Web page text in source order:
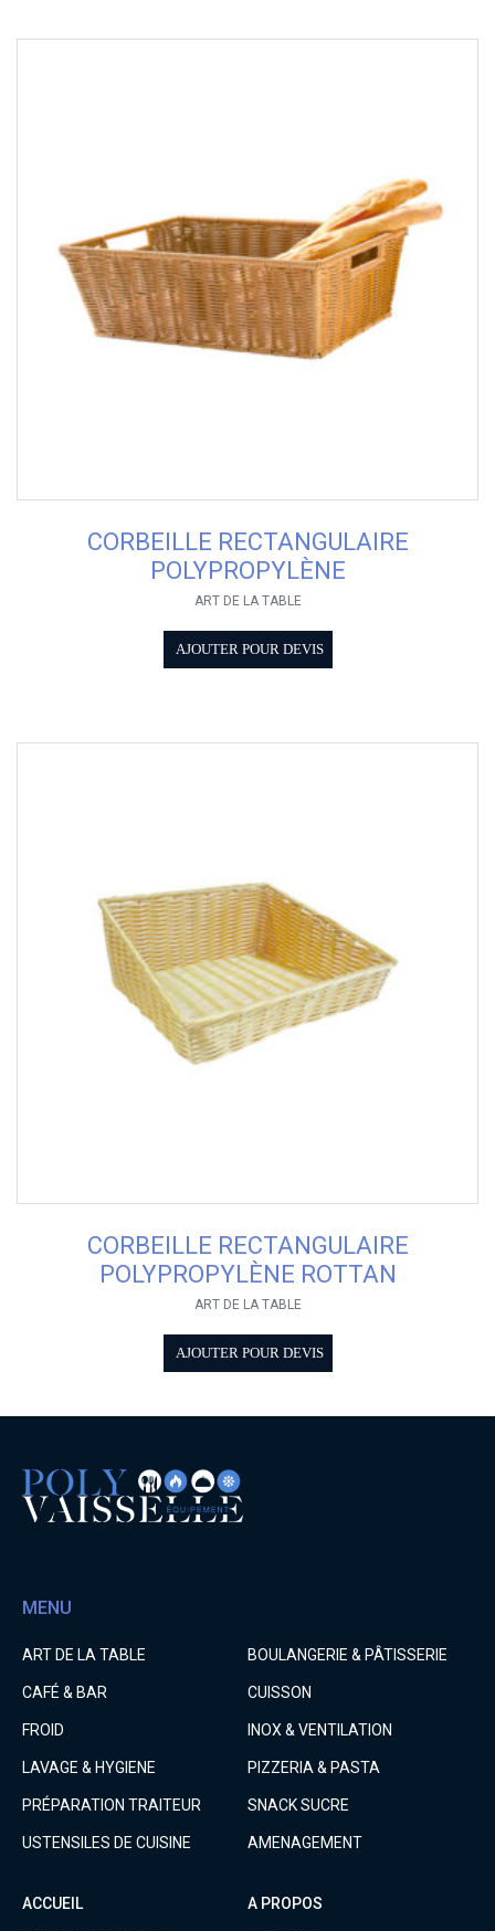
CORBEILLE RECTANGULAIRE
POLYPROPYLÈNE
ART DE LA TABLE
AJOUTER POUR DEVIS
CORBEILLE RECTANGULAIRE
POLYPROPYLÈNE ROTTAN
ART DE LA TABLE
AJOUTER POUR DEVIS
MENU
ART DE LA TABLE BOULANGERIE & PÂTISSERIE
CAFÉ & BAR CUISSON
FROID INOX & VENTILATION
LAVAGE & HYGIENE PIZZERIA & PASTA
PRÉPARATION TRAITEUR SNACK SUCRE
USTENSILES DE CUISINE AMENAGEMENT
ACCUEIL A PROPOS